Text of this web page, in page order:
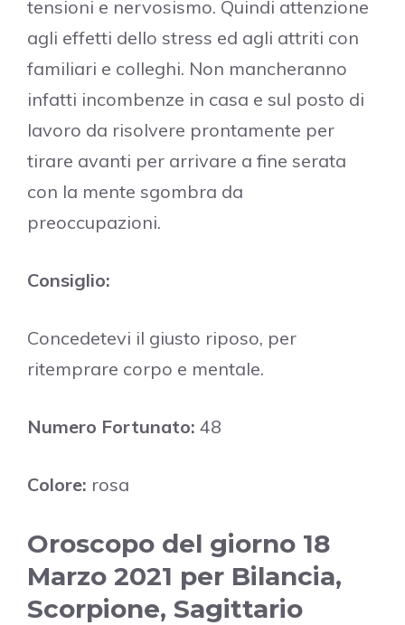
tensioni e nervosismo. Quindi attenzione
agli effetti dello stress ed agli attriti con
familiari e colleghi. Non mancheranno
infatti incombenze in casa e sul posto di
lavoro da risolvere prontamente per
tirare avanti per arrivare a fine serata
con la mente sgombra da
preoccupazioni.
Consiglio:
Concedetevi il giusto riposo, per
ritemprare corpo e mentale.
Numero Fortunato: 48
Colore: rosa
Oroscopo del giorno 18
Marzo 2021 per Bilancia,
Scorpione, Sagittario